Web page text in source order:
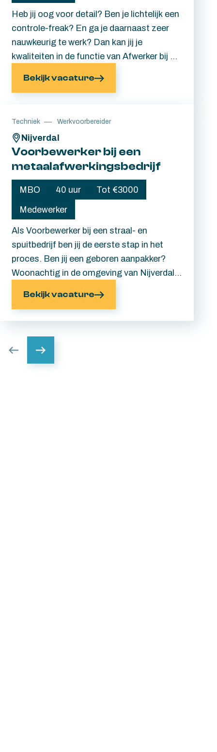
Heb jij oog voor detail? Ben je lichtelijk een
controle-freak? En ga je daarnaast zeer
nauwkeurig te werk? Dan kan jij je
kwaliteiten in de functie van Afwerker bij dit
weten goed kwijt. Met een mooi
familiebedrijf is dit een top baan en
topwerkgever. Meer weten? Lees gauw
verder. Ervaring is overigens geen must.
Bekijk vacature
Techniek Werkvoorbereider
Voorbewerker bij een
metaalafwerkingsbedrijf
MBO
40 uur
Tot €3000
Medewerker
Nijverdal
Als Voorbewerker bij een straal- en
spuitbedrijf ben jij de eerste stap in het
proces. Ben jij een geboren aanpakker?
Woonachtig in de omgeving van Nijverdal
werktijden van 07.30 tot 16.30 jou wel aan?
Lees dan gauw verder en kom meer te
Bekijk vacature